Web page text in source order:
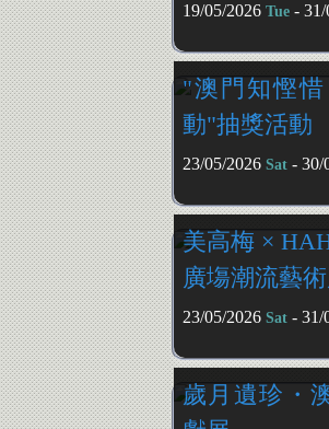
19/05/2026 Tue- 31/
"澳門知慳
動"抽獎活動
23/05/2026 Sat- 30/
美高梅 ×
廣塲潮流藝
23/05/2026 Sat- 31/
歲月遺珍・